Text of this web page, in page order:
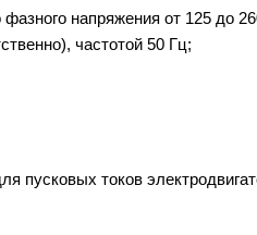
напряжения от 125 до
частотой 50 Гц;
пусковых токов